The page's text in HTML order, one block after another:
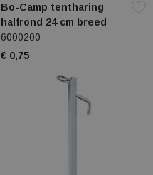
Bo-Camp tentharing
halfrond 24 cm breed
6000200
€ 0,75